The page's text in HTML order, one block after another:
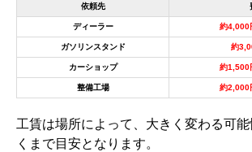
依頼先
ディーラー 約4,000
ガソリンスタンド 約
カーショップ 約1,500
整備工場 約2,000
工賃は場所によって、大きく変わる可
くまで目安となります。